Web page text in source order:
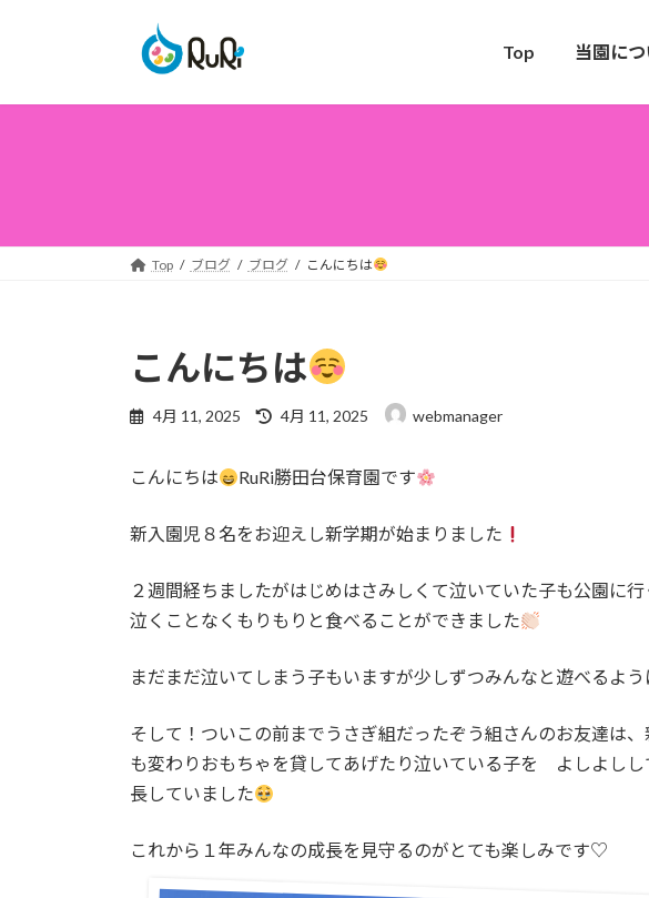
プ
動
Top 当園に
Top ブログ ブログ こんにちは
こんにちは
4月 11, 2025
最
新
時
:
4月 11, 2025 webmanager
こんにちは RuRi勝田台保育園です
新入園児８名をお迎えし新学期が始まりました
２週間経ちましたがはじめはさみしくて泣いていた子も公園に
泣くことなくもりもりと食べることができました
まだまだ泣いてしまう子もいますが少しずつみんなと遊べるよ
そして！ついこの前までうさぎ組だったぞう組さんのお友達は
も変わりおもちゃを貸してあげたり泣いている子を よしよし
長していました
これから１年みんなの成長を見守るのがとても楽しみです♡